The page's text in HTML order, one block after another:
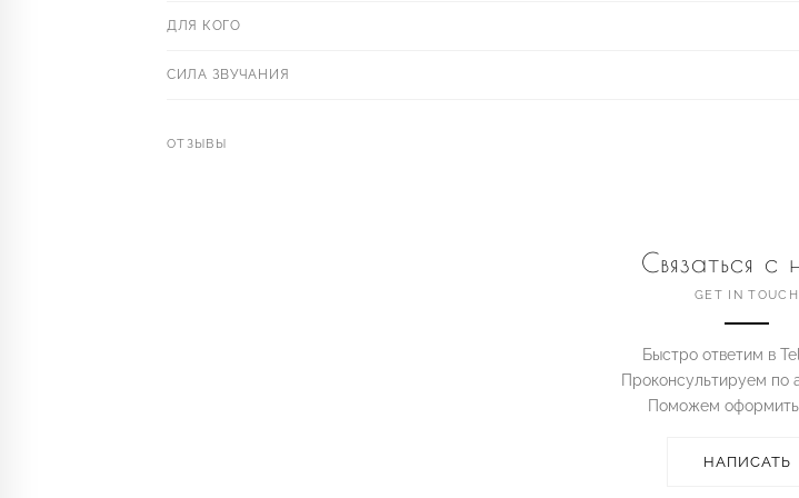
ДЛЯ КОГО
СИЛА ЗВУЧАНИЯ
ОТЗЫВЫ
Связаться с
GET IN TOUCH
Быстро ответим в
Проконсультируем по
Поможем оформить
НАПИСАТЬ